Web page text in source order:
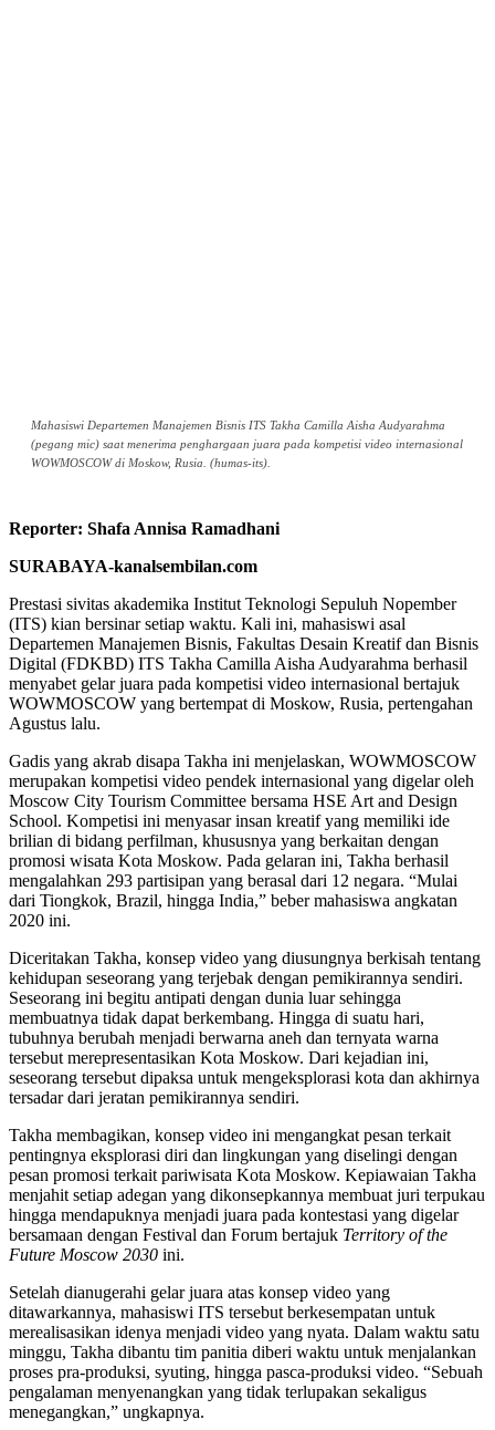
Mahasiswi Departemen Manajemen Bisnis ITS Takha Camilla Aisha Audyarahma
(pegang mic) saat menerima penghargaan juara pada kompetisi video internasional
WOWMOSCOW di Moskow, Rusia. (humas-its).
Reporter: Shafa Annisa Ramadhani
SURABAYA-kanalsembilan.com
Prestasi sivitas akademika Institut Teknologi Sepuluh Nopember
(ITS) kian bersinar setiap waktu. Kali ini, mahasiswi asal
Departemen Manajemen Bisnis, Fakultas Desain Kreatif dan Bisnis
Digital (FDKBD) ITS Takha Camilla Aisha Audyarahma berhasil
menyabet gelar juara pada kompetisi video internasional bertajuk
WOWMOSCOW yang bertempat di Moskow, Rusia, pertengahan
Agustus lalu.
Gadis yang akrab disapa Takha ini menjelaskan, WOWMOSCOW
merupakan kompetisi video pendek internasional yang digelar oleh
Moscow City Tourism Committee bersama HSE Art and Design
School. Kompetisi ini menyasar insan kreatif yang memiliki ide
brilian di bidang perfilman, khususnya yang berkaitan dengan
promosi wisata Kota Moskow. Pada gelaran ini, Takha berhasil
mengalahkan 293 partisipan yang berasal dari 12 negara. “Mulai
dari Tiongkok, Brazil, hingga India,” beber mahasiswa angkatan
2020 ini.
Diceritakan Takha, konsep video yang diusungnya berkisah tentang
kehidupan seseorang yang terjebak dengan pemikirannya sendiri.
Seseorang ini begitu antipati dengan dunia luar sehingga
membuatnya tidak dapat berkembang. Hingga di suatu hari,
tubuhnya berubah menjadi berwarna aneh dan ternyata warna
tersebut merepresentasikan Kota Moskow. Dari kejadian ini,
seseorang tersebut dipaksa untuk mengeksplorasi kota dan akhirnya
tersadar dari jeratan pemikirannya sendiri.
Takha membagikan, konsep video ini mengangkat pesan terkait
pentingnya eksplorasi diri dan lingkungan yang diselingi dengan
pesan promosi terkait pariwisata Kota Moskow. Kepiawaian Takha
menjahit setiap adegan yang dikonsepkannya membuat juri terpukau
hingga mendapuknya menjadi juara pada kontestasi yang digelar
bersamaan dengan Festival dan Forum bertajuk Territory of the
Future Moscow 2030 ini.
Setelah dianugerahi gelar juara atas konsep video yang
ditawarkannya, mahasiswi ITS tersebut berkesempatan untuk
merealisasikan idenya menjadi video yang nyata. Dalam waktu satu
minggu, Takha dibantu tim panitia diberi waktu untuk menjalankan
proses pra-produksi, syuting, hingga pasca-produksi video. “Sebuah
pengalaman menyenangkan yang tidak terlupakan sekaligus
menegangkan,” ungkapnya.